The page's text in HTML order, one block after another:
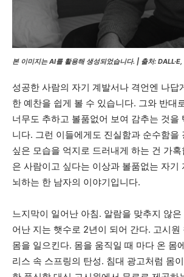
본 이미지는 AI를 활용해 생성되었습니다. | 출처:
성공한 사람의 자기 계발서나 격언엔 나답
한 예찬을 쉽게 볼 수 있습니다. 그와 반대
너무도 추하고 볼품없어 보여 감추는 것을
니다. 그런 이들에게도 진실함과 순수함을
싶은 모습을 억지로 드러내게 하는 건 가
은 사람이고 싶다는 이상과 볼품없는 자기
뇌하는 한 남자의 이야기입니다.
느지막이 일어난 아침. 알람을 맞추지 않
어난 지는 햇수로 2년이 되어 간다. 고시원
몸을 일으킨다. 몸을 움직일 때 마다 온 몸
리스 속 스프링의 탄성. 침대 광고처럼 몸